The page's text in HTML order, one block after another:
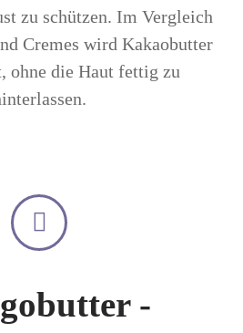
zu schützen. Im Vergleich
Cremes wird Kakaobutter
ohne die Haut fettig zu
-